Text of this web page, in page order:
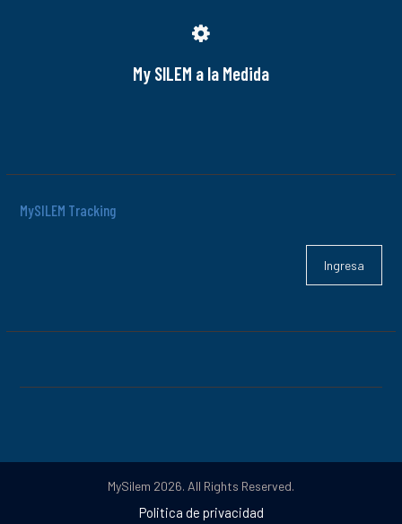
My SILEM a la Medida
MySILEM Tracking
Ingresa
MySilem 2026. All Rights Reserved.
Politica de privacidad